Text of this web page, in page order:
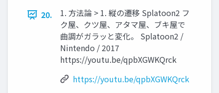
20.
1. 方法論 > 1. 縦の遷移 Splatoon2 フ
ク屋、クツ屋、アタマ屋、ブキ屋で
曲調がガラッと変化。 Splatoon2 /
Nintendo / 2017
https://youtu.be/qpbXGWKQrck
https://youtu.be/qpbXGWKQrck